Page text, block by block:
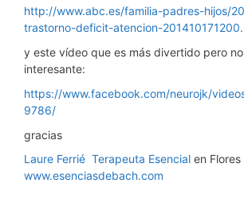
http://www.abc.es/familia-padres-hijos/
trastorno-deficit-atencion-
y este vídeo que es más divertido pero
interesante:
https://www.facebook.com/neurojk/
9786/
gracias
Laure Ferrié Terapeuta Esencial en
www.esenciasdebach.com